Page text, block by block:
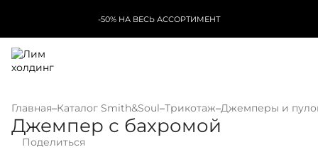
-50% НА ВЕСЬ АССОРТИМЕНТ
Главная–Каталог Smith&Soul–Трикотаж–Джемперы и
Джемпер с бахромой
Поделиться